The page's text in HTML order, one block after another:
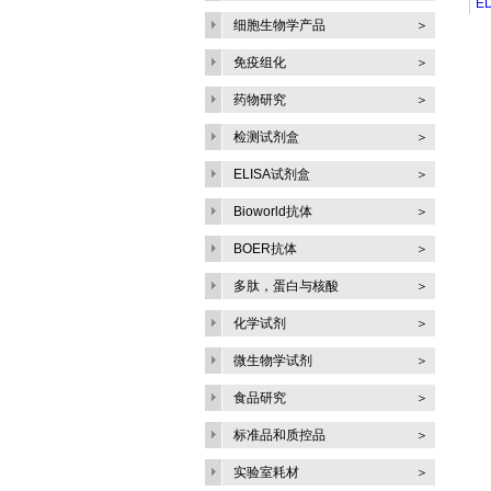
细胞生物学产品 ＞
免疫组化 ＞
药物研究 ＞
检测试剂盒 ＞
ELISA试剂盒 ＞
Bioworld抗体 ＞
BOER抗体 ＞
多肽，蛋白与核酸 ＞
化学试剂 ＞
微生物学试剂 ＞
食品研究 ＞
标准品和质控品 ＞
实验室耗材 ＞